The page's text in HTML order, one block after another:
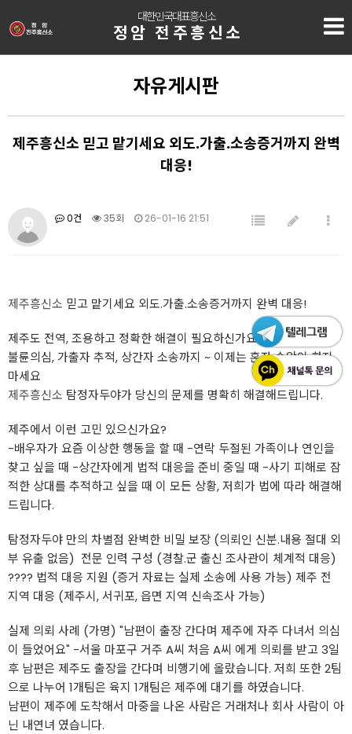
대한민국대표흥신소
정암 전주흥신소
자유게시판
제주흥신소 믿고 맡기세요 외도.가출.소송증거까지 완벽
대응!
0건 35회 26-01-16 21:51
제주흥신소 믿고 맡기세요 외도.가출.소송증거까지 완벽 대응!
제주도 전역, 조용하고 정확한 해결이 필요하신가요?
불륜의심, 가출자 추적, 상간자 소송까지 ~ 이제는 혼자 속앓이 하지
마세요
제주흥신소 탐정자두야가 당신의 문제를 명확히 해결해드립니다.
제주에서 이런 고민 있으신가요?
-배우자가 요즘 이상한 행동을 할 때 -연락 두절된 가족이나 연인을
찾고 싶을 때 -상간자에게 법적 대응을 준비 중일 때 -사기 피해로 잠
적한 상대를 추적하고 싶을 때 이 모든 상황, 저희가 법에 따라 해결해
드립니다.
탐정자두야 만의 차별점 완벽한 비밀 보장 (의뢰인 신분.내용 절대 외
부 유출 없음) ‍ 전문 인력 구성 (경찰.군 출신 조사관이 체계적 대응)
???? 법적 대응 지원 (증거 자료는 실제 소송에 사용 가능) 제주 전
지역 대응 (제주시, 서귀포, 읍면 지역 신속조사 가능)
실제 의뢰 사례 (가명) "남편이 출장 간다며 제주에 자주 다녀서 의심
이 들었어요" -서울 마포구 거주 A씨 처음 A씨 에게 의뢰를 받고 3일
후 남편은 제주도 출장을 간다며 비행기에 올랐습니다. 저희 또한 2팀
으로 나누어 1개팀은 육지 1개팀은 제주에 대기를 하였습니다.
남편이 제주에 도착해서 마중을 나온 사람은 거래처나 회사 사람이 아
닌 내연녀 였습니다.